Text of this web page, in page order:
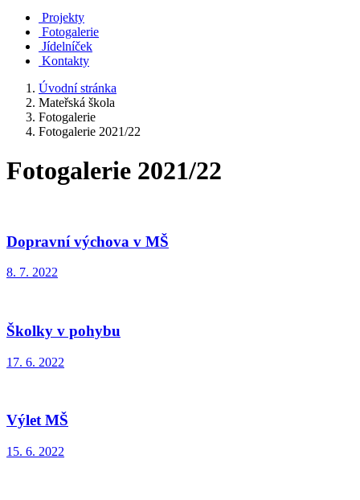
Projekty
Fotogalerie
Jídelníček
Kontakty
Úvodní stránka
Mateřská škola
Fotogalerie
Fotogalerie 2021/22
Fotogalerie 2021/22
Dopravní výchova v MŠ
8. 7. 2022
Školky v pohybu
17. 6. 2022
Výlet MŠ
15. 6. 2022